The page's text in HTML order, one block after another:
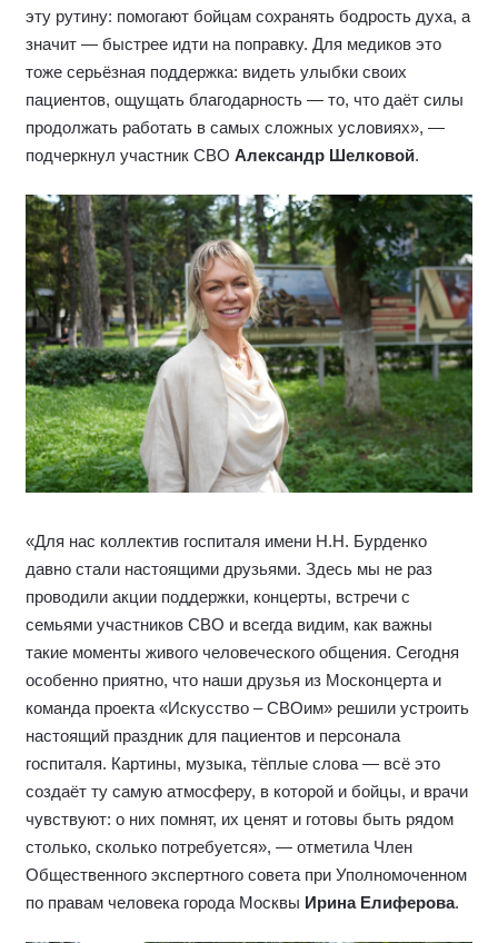
эту рутину: помогают бойцам сохранять бодрость духа, а
значит — быстрее идти на поправку. Для медиков это
тоже серьёзная поддержка: видеть улыбки своих
пациентов, ощущать благодарность — то, что даёт силы
продолжать работать в самых сложных условиях», —
подчеркнул участник СВО Александр Шелковой.
«Для нас коллектив госпиталя имени Н.Н. Бурденко
давно стали настоящими друзьями. Здесь мы не раз
проводили акции поддержки, концерты, встречи с
семьями участников СВО и всегда видим, как важны
такие моменты живого человеческого общения. Сегодня
особенно приятно, что наши друзья из Москонцерта и
команда проекта «Искусство – СВОим» решили устроить
настоящий праздник для пациентов и персонала
госпиталя. Картины, музыка, тёплые слова — всё это
создаёт ту самую атмосферу, в которой и бойцы, и врачи
чувствуют: о них помнят, их ценят и готовы быть рядом
столько, сколько потребуется», — отметила Член
Общественного экспертного совета при Уполномоченном
по правам человека города Москвы Ирина Елиферова.